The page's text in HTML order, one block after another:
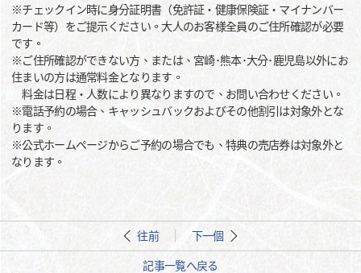
※チェックイン時に身分証明書（免許証・健康保険証・マイナンバー
カード等）をご提示ください。大人のお客様全員のご住所確認が必要
です。
※ご住所確認ができない方、または、宮崎･熊本･大分･鹿児島以外にお
住まいの方は通常料金となります。
料金は日程・人数により異なりますので、お問い合わせください。
※電話予約の場合、キャッシュバックおよびその他割引は対象外とな
ります。
※公式ホームページからご予約の場合でも、特典の売店券は対象外と
なります。
往前 下一個
記事一覧へ戻る